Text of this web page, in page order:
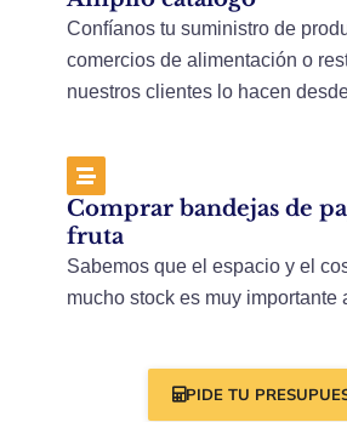
Confíanos tu suministro de
comercios de alimentación o
nuestros clientes lo hacen
Comprar bandejas de
fruta
Sabemos que el espacio y el
mucho stock es muy importante
PIDE TU